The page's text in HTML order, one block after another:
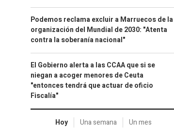
Podemos reclama excluir a Marruecos de la
organización del Mundial de 2030: "Atenta
contra la soberanía nacional"
El Gobierno alerta a las CCAA que si se
niegan a acoger menores de Ceuta
"entonces tendrá que actuar de oficio
Fiscalía"
Hoy Una semana Un mes